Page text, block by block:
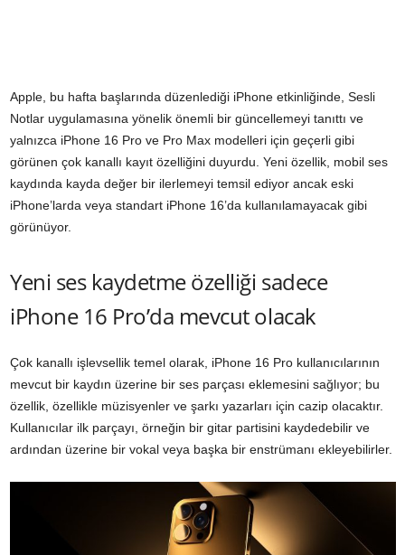
Apple, bu hafta başlarında düzenlediği iPhone etkinliğinde, Sesli
Notlar uygulamasına yönelik önemli bir güncellemeyi tanıttı ve
yalnızca iPhone 16 Pro ve Pro Max modelleri için geçerli gibi
görünen çok kanallı kayıt özelliğini duyurdu. Yeni özellik, mobil ses
kaydında kayda değer bir ilerlemeyi temsil ediyor ancak eski
iPhone’larda veya standart iPhone 16’da kullanılamayacak gibi
görünüyor.
Yeni ses kaydetme özelliği sadece
iPhone 16 Pro’da mevcut olacak
Çok kanallı işlevsellik temel olarak, iPhone 16 Pro kullanıcılarının
mevcut bir kaydın üzerine bir ses parçası eklemesini sağlıyor; bu
özellik, özellikle müzisyenler ve şarkı yazarları için cazip olacaktır.
Kullanıcılar ilk parçayı, örneğin bir gitar partisini kaydedebilir ve
ardından üzerine bir vokal veya başka bir enstrümanı ekleyebilirler.